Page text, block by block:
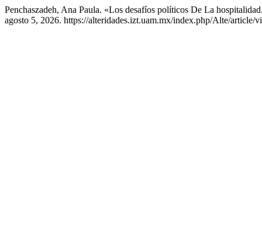
Penchaszadeh, Ana Paula. «Los desafíos políticos De La
agosto 5, 2026. https://alteridades.izt.uam.mx/index.php/Alte/article/